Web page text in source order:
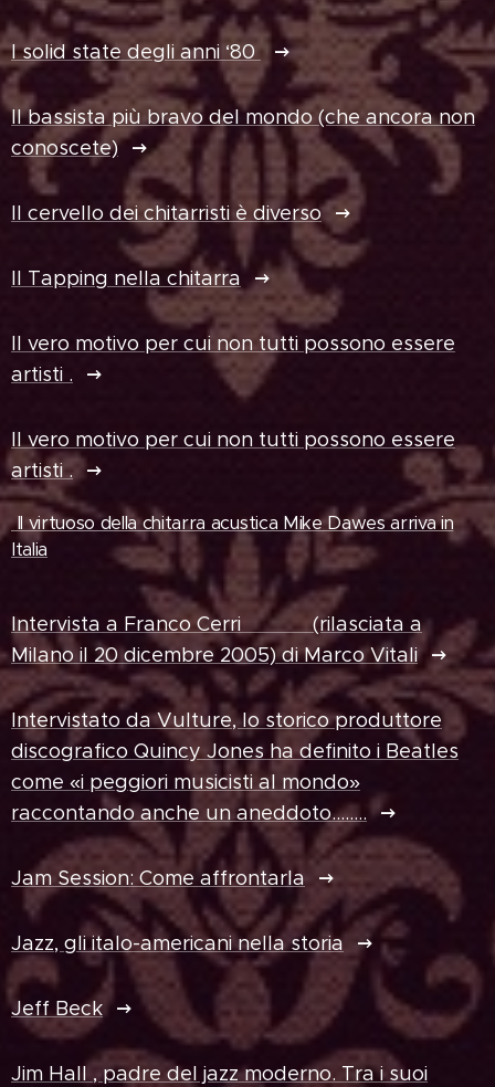
I solid state degli anni ‘80
Il bassista più bravo del mondo (che ancora non
conoscete)
Il cervello dei chitarristi è diverso
Il Tapping nella chitarra
Il vero motivo per cui non tutti possono essere
artisti .
Il vero motivo per cui non tutti possono essere
artisti .
Il virtuoso della chitarra acustica Mike Dawes arriva in
Italia
Intervista a Franco Cerri (rilasciata a
Milano il 20 dicembre 2005) di Marco Vitali
Intervistato da Vulture, lo storico produttore
discografico Quincy Jones ha definito i Beatles
come «i peggiori musicisti al mondo»
raccontando anche un aneddoto……..
Jam Session: Come affrontarla
Jazz, gli italo-americani nella storia
Jeff Beck
Jim Hall , padre del jazz moderno. Tra i suoi